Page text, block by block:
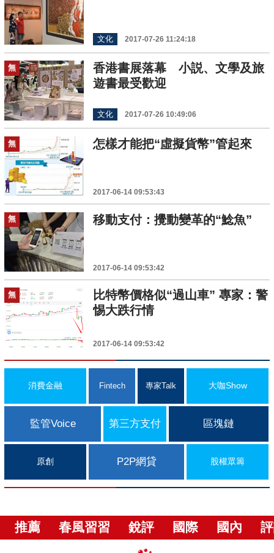
文化 2017-07-26 11:24:18
無
香港書展落幕 小説、文學及旅
遊書最受歡迎
文化 2017-07-26 10:49:06
無 怎樣才能把“虛擬貨幣”管起來
2017-06-14 09:53:43
無 移動支付：攪動變革的“鯰魚”
2017-06-14 09:53:42
無
比特幣價格似“過山車” 專家：警
惕大跌行情
2017-06-14 09:53:42
消費金融 Fintech 專家Talk 大咖Show
監管Voice 第三方支付 區塊鏈
原創 P2P網貸 股權眾籌
推薦 春風習習 銳評 國際 國內